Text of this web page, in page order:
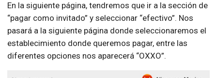
En la siguiente página, tendremos que ir a la sección de
“pagar como invitado” y seleccionar “efectivo”. Nos
pasará a la siguiente página donde seleccionaremos el
establecimiento donde queremos pagar, entre las
diferentes opciones nos aparecerá “OXXO”.